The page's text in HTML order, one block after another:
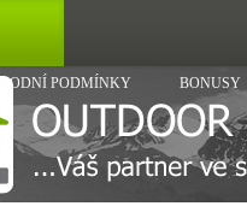
PODMÍNKY BONUSY